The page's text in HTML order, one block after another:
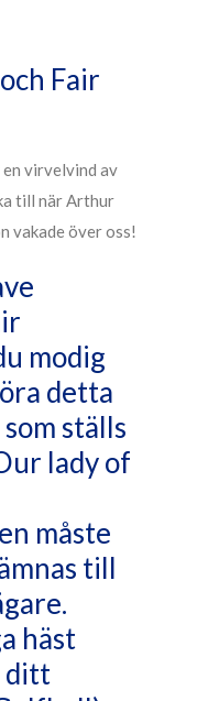
Fair
virvelvind av
till när Arthur
vakade över oss!
modig
detta
ställs
lady of
måste
till
häst
ditt